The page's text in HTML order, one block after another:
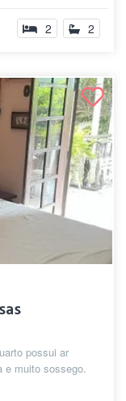
2 2
possui ar
e muito sossego.